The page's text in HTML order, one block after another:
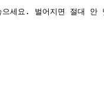
으세요. 벌어지면 절대